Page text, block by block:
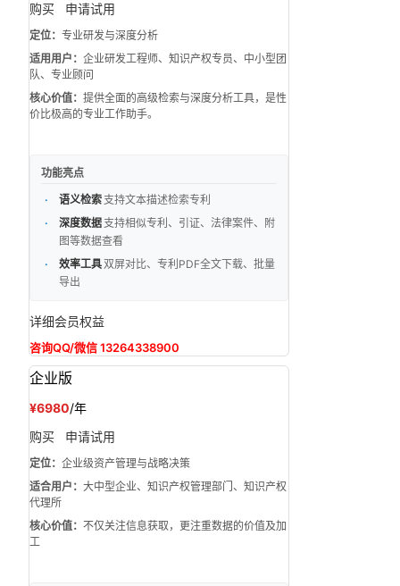
购买
申请试用
定位： 专业研发与深度分析
适用用户： 企业研发工程师、知识产权专员、中小型团
队、专业顾问
核心价值： 提供全面的高级检索与深度分析工具，是性
价比极高的专业工作助手。
功能亮点
语义检索 支持文本描述检索专利
深度数据 支持相似专利、引证、法律案件、附
图等数据查看
效率工具双屏对比、专利PDF全文下载、批量
导出
详细会员权益
咨询QQ/微信 13264338900
企业版
¥6980/年
购买
申请试用
定位： 企业级资产管理与战略决策
适合用户： 大中型企业、知识产权管理部门、知识产权
代理所
核心价值： 不仅关注信息获取，更注重数据的价值及加
工